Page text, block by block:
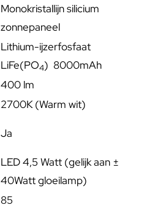
Monokristallijn silicium
zonnepaneel
Lithium-ijzerfosfaat
LiFe(PO4) 8000mAh
400 lm
2700K (Warm wit)
Ja
LED 4,5 Watt (gelijk aan ±
40Watt gloeilamp)
85